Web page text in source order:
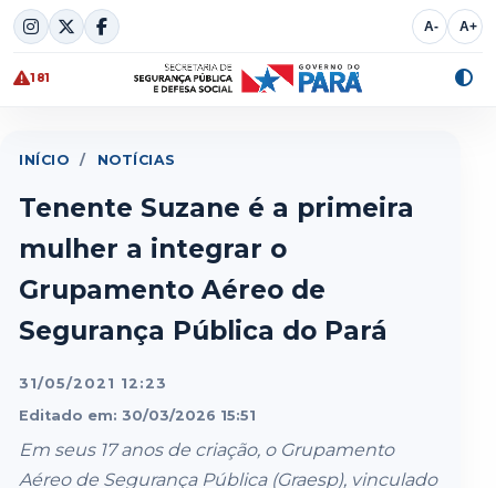
Skip
to
content
A- A+
181
INÍCIO / NOTÍCIAS
Tenente Suzane é a primeira
mulher a integrar o
Grupamento Aéreo de
Segurança Pública do Pará
31/05/2021 12:23
Editado em: 30/03/2026 15:51
Em seus 17 anos de criação, o Grupamento
Aéreo de Segurança Pública (Graesp), vinculado